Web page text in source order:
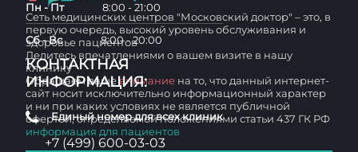
Пн - Пт 8:00 - 21:00
Сб - Вс 8:00 - 20:00
КОНТАКТНАЯ
ИНФОРМАЦИЯ:
Единый номер для всех клиник
+7 (499) 600-03-03
Сеть медицинских центров "Московский доктор" – это, в
первую очередь, высокий уровень обслуживания и
здоровье пациентов
Делитесь впечатлениями о вашем визите в нашу
клинику
Обращаем вашевнимание на то, что данный интернет-
сайт носит исключительно информационный характер
и ни при каких условиях не является публичной
офертой, определяемой положениями статьи 437 ГК РФ
информация для пациентов